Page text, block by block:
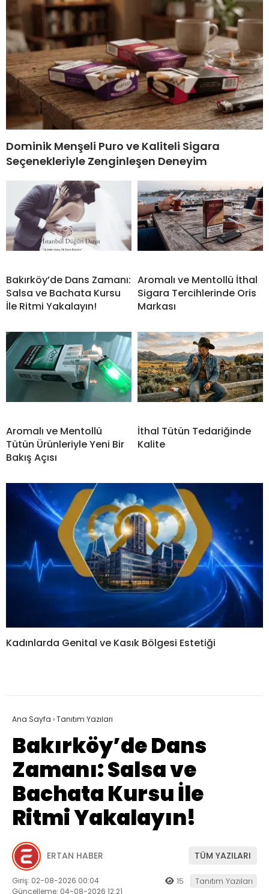
Dominik Menşeli Puro ve Kaliteli Sigara
Seçenekleriyle Zenginleşen Deneyim
Bakırköy’de Dans Zamanı:
Salsa ve Bachata Kursu
İle Ritmi Yakalayın!
Aromalı ve Mentollü İthal
Sigara Tercihlerinde Oris
Markası
Aromalı ve Mentollü
Tütün Ürünleriyle Yeni Bir
Bakış Açısı
İthal Tütün Tedariğinde
Kalite
Kadınlarda Genital ve Kasık Bölgesi Estetiği
Ana Sayfa ›Tanıtım Yazıları
Bakırköy’de Dans
Zamanı: Salsa ve
Bachata Kursu İle
Ritmi Yakalayın!
ERTAN HABER TÜM YAZILARI
Giriş: 02-08-2026 00:04
Güncelleme: 04-08-2026 12:21
15 Tanıtım Yazıları